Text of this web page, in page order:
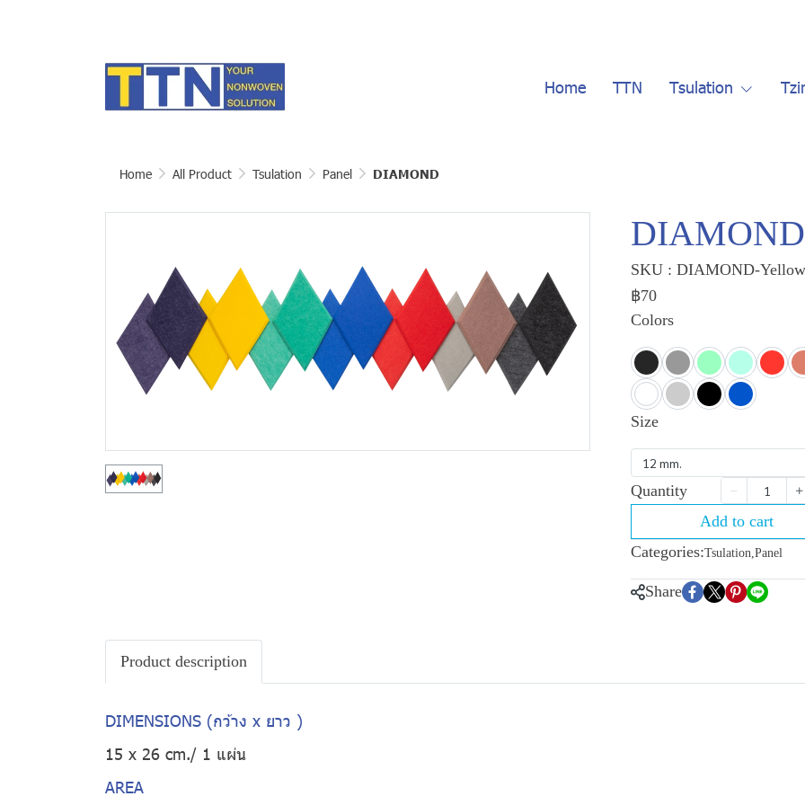
Home TTN Tsulation
Home All Product Tsulation Panel DIAMOND
DIAMOND
SKU : DIAMOND-
฿70
Colors
Size
12 mm.
Quantity
Add to cart
Categories:Tsulation,Panel
Share
Product description
DIMENSIONS (กว้าง x ยาว )
15 x 26 cm./ 1 แผ่น
AREA